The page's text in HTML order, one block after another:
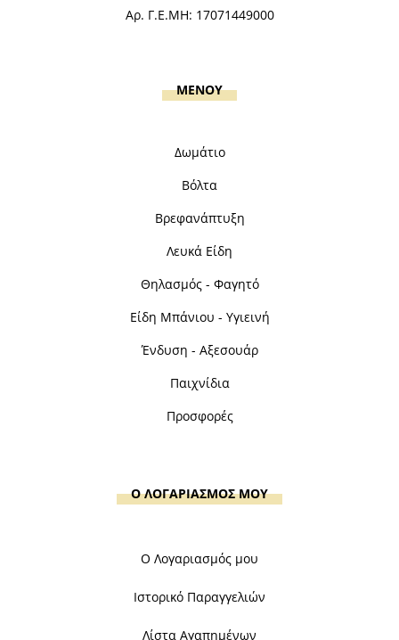
Αρ. Γ.Ε.ΜΗ: 17071449000
MENOY
Δωμάτιο
Βόλτα
Βρεφανάπτυξη
Λευκά Είδη
Θηλασμός - Φαγητό
Είδη Μπάνιου - Υγιεινή
Ένδυση - Αξεσουάρ
Παιχνίδια
Προσφορές
Ο ΛΟΓΑΡΙΑΣΜΟΣ ΜΟΥ
Ο Λογαριασμός μου
Ιστορικό Παραγγελιών
Λίστα Αγαπημένων